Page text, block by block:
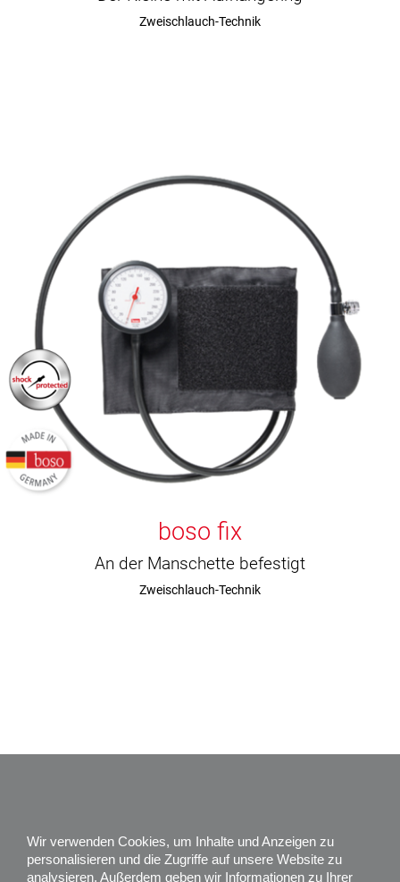
Wir verwenden Cookies, um Inhalte und Anzeigen zu
personalisieren und die Zugriffe auf unsere Website zu
analysieren. Außerdem geben wir Informationen zu Ihrer
Zweischlauch-Technik
boso fix
An der Manschette befestigt
Zweischlauch-Technik
Datenschutz
Karriere
Über uns